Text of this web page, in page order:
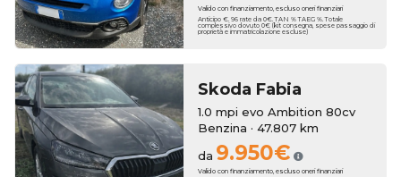
Valido con finanziamento, escluso oneri finanziari
Anticipo €. 96 rate da 0€. TAN % TAEG %. Totale
complessivo dovuto 0€ (kit consegna, spese passaggio di
proprietà e immatricolazione escluse)
Skoda Fabia
1.0 mpi evo Ambition 80cv
Benzina · 47.807 km
da 9.950€
Valido con finanziamento, escluso oneri finanziari